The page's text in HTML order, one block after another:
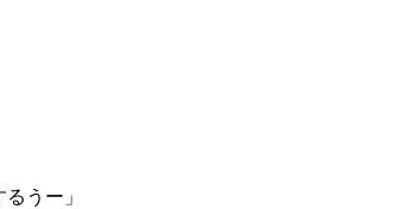
うー」